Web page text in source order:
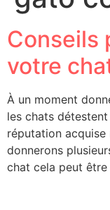
Conseils
votre
À un moment
les chats détestent
réputation acquise
donnerons
chat cela peut être